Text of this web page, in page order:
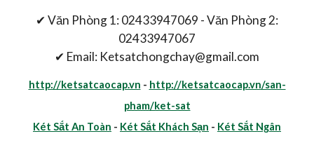
✔ Văn Phòng 1: 02433947069 - Văn Phòng 2:
02433947067
✔ Email: Ketsatchongchay@gmail.com
http://ketsatcaocap.vn - http://ketsatcaocap.vn/san-
pham/ket-sat
Két Sắt An Toàn - Két Sắt Khách Sạn - Két Sắt Ngân